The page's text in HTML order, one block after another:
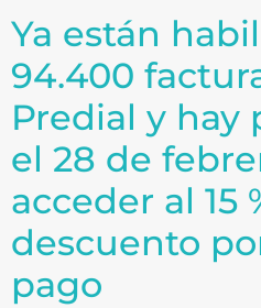
Ya están
94.400
Predial y hay
el 28 de
acceder al 15
descuento
pago